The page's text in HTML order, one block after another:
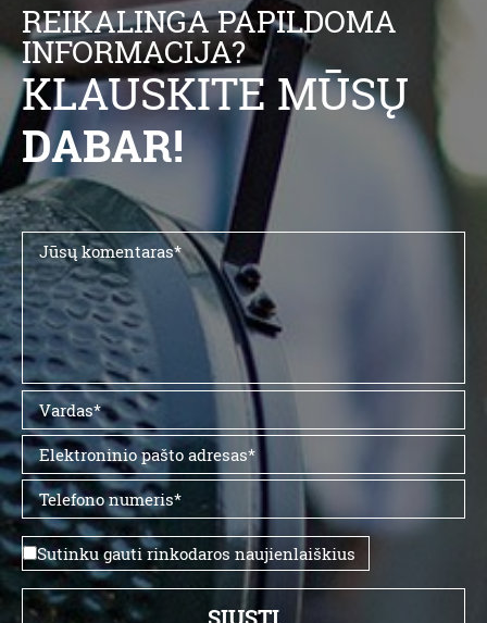
REIKALINGA PAPILDOMA
INFORMACIJA?
KLAUSKITE MŪSŲ
DABAR!
Sutinku gauti rinkodaros naujienlaiškius